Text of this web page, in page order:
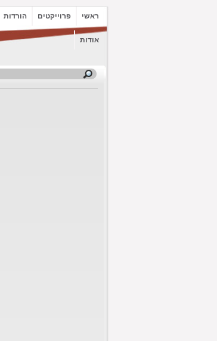
ראשי פרוייקטים הורדות
אודות